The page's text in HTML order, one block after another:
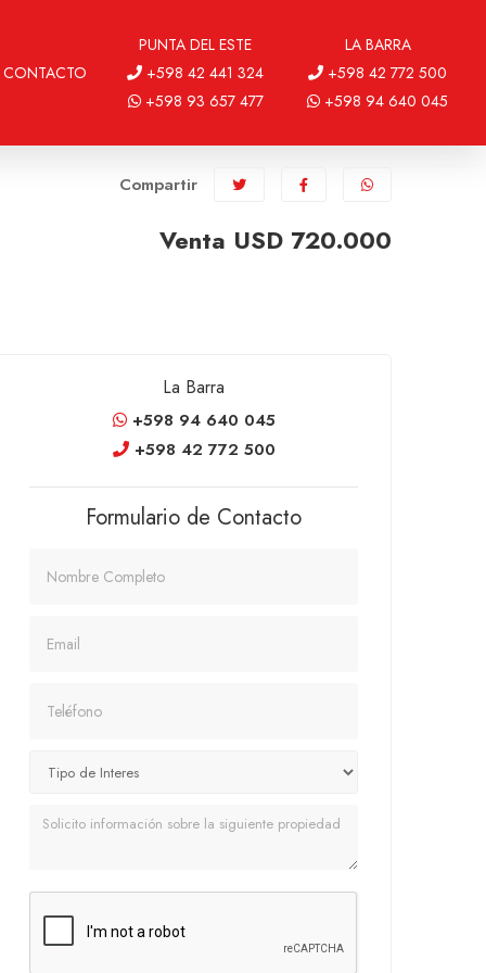
CONTACTO
PUNTA DEL ESTE
+598 42 441 324
+598 93 657 477
LA BARRA
+598 42 772 500
+598 94 640 045
Compartir
Venta USD 720.000
La Barra
+598 94 640 045
+598 42 772 500
Formulario de Contacto
Mensaje